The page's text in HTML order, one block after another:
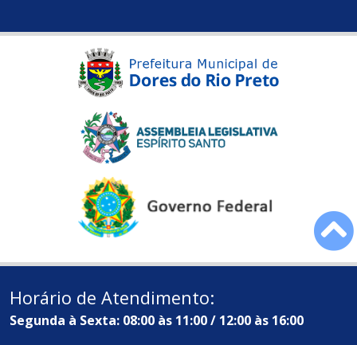
Horário de Atendimento:
Segunda à Sexta: 08:00 às 11:00 / 12:00 às 16:00